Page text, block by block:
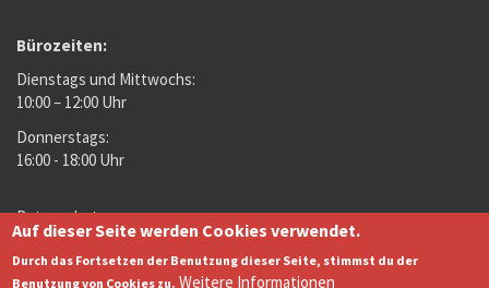
Bürozeiten:
Dienstags und Mittwochs:
10:00 – 12:00 Uhr
Donnerstags:
16:00 - 18:00 Uhr
Footer
Datenschutz
Impressum
DTB
Auf dieser Seite werden Cookies verwendet.
Durch das Fortsetzen der Benutzung dieser Seite, stimmst du der
Benutzung von Cookies zu. Weitere Informationen